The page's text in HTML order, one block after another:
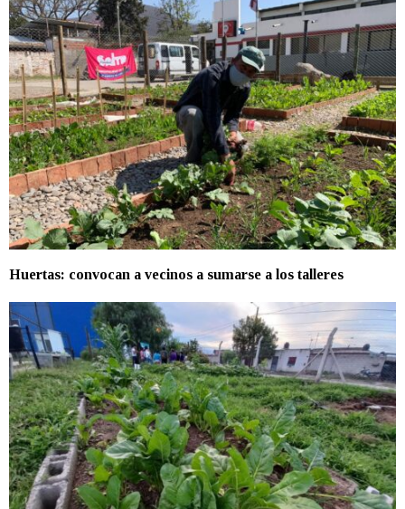
Huertas: convocan a vecinos a sumarse a los talleres